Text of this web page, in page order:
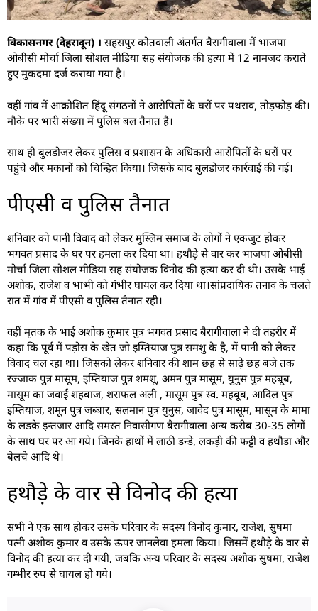
विकासनगर (देहरादून) । सहसपुर कोतवाली अंतर्गत बैरागीवाला में भाजपा
ओबीसी मोर्चा जिला सोशल मीडिया सह संयोजक की हत्या में 12 नामजद कराते
हुए मुकदमा दर्ज कराया गया है।
वहीं गांव में आक्रोशित हिंदू संगठनों ने आरोपितों के घरों पर पथराव, तोड़फोड़ की।
मौके पर भारी संख्या में पुलिस बल तैनात है।
साथ ही बुलडोजर लेकर पुलिस व प्रशासन के अधिकारी आरोपितों के घरों पर
पहुंचे और मकानों को चिन्हित किया। जिसके बाद बुलडोजर कार्रवाई की गई।
पीएसी व पुलिस तैनात
शनिवार को पानी विवाद को लेकर मुस्लिम समाज के लोगों ने एकजुट होकर
भगवत प्रसाद के घर पर हमला कर दिया था। हथौड़े से वार कर भाजपा ओबीसी
मोर्चा जिला सोशल मीडिया सह संयोजक विनोद की हत्या कर दी थी। उसके भाई
अशोक, राजेश व भाभी को गंभीर घायल कर दिया था।सांप्रदायिक तनाव के चलते
रात में गांव में पीएसी व पुलिस तैनात रही।
वहीं मृतक के भाई अशोक कुमार पुत्र भगवत प्रसाद बैरागीवाला ने दी तहरीर में
कहा कि पूर्व में पड़ोस के खेत जो इम्तियाज पुत्र समशु के है, में पानी को लेकर
विवाद चल रहा था। जिसको लेकर शनिवार की शाम छह से साढ़े छह बजे तक
रज्जाक पुत्र मासूम, इम्तियाज पुत्र शमशू, अमन पुत्र मासूम, युनुस पुत्र महबूब,
मासूम का जवाई शहबाज, शराफल अली , मासूम पुत्र स्व. महबूब, आदिल पुत्र
इम्तियाज, शमून पुत्र जब्बार, सलमान पुत्र युनुस, जावेद पुत्र मासूम, मासूम के मामा
के लडके इन्तजार आदि समस्त निवासीगण बैरागीवाला अन्य करीब 30-35 लोगों
के साथ घर पर आ गये। जिनके हाथों में लाठी डन्डे, लकड़ी की फट्टी व हथौडा और
बेलचे आदि थे।
हथौड़े के वार से विनोद की हत्या
सभी ने एक साथ होकर उसके परिवार के सदस्य विनोद कुमार, राजेश, सुषमा
पत्नी अशोक कुमार व उसके ऊपर जानलेवा हमला किया। जिसमें हथौड़े के वार से
विनोद की हत्या कर दी गयी, जबकि अन्य परिवार के सदस्य अशोक सुषमा, राजेश
गम्भीर रुप से घायल हो गये।